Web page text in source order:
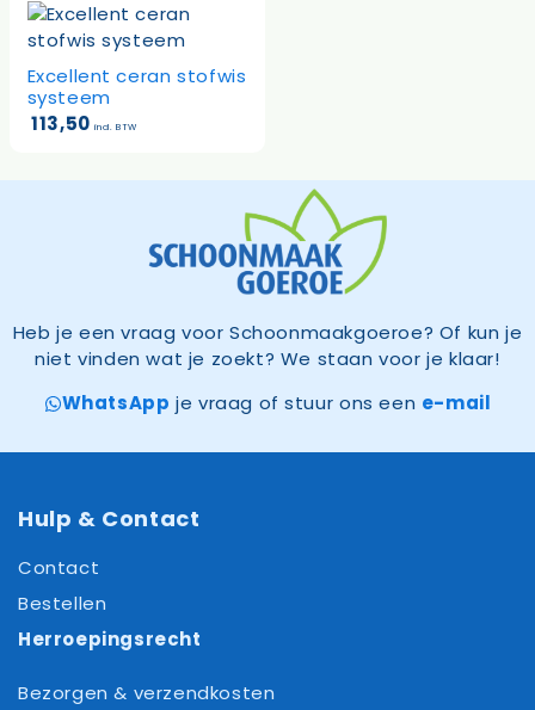
Excellent ceran stofwis
systeem
113,50 incl. BTW
Heb je een vraag voor Schoonmaakgoeroe? Of kun je
niet vinden wat je zoekt? We staan voor je klaar!
WhatsApp je vraag of stuur ons een e-mail
Hulp & Contact
Contact
Bestellen
Herroepingsrecht
Bezorgen & verzendkosten